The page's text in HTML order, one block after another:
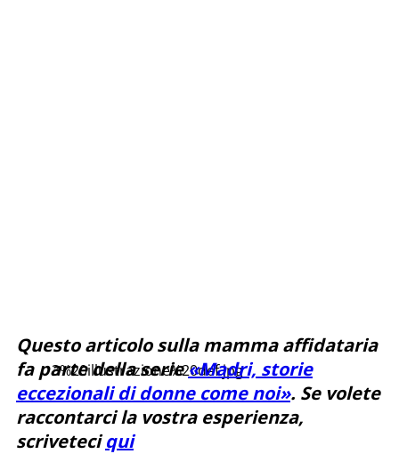
3%20illustrazione%20def.jpg
Questo articolo sulla mamma affidataria
fa parte della serie«Madri, storie
eccezionali di donne come noi». Se volete
raccontarci la vostra esperienza,
scriveteciqui